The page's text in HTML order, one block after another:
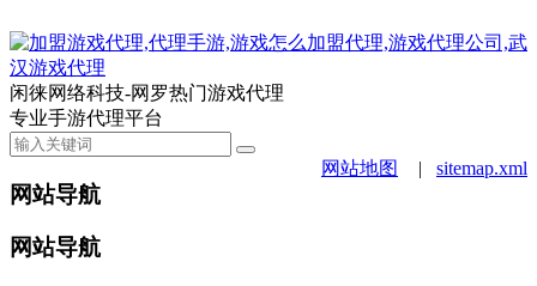
闲徕网络科技-网罗热门游戏代理
专业手游代理平台
网站地图 | sitemap.xml
网站导航
网站导航